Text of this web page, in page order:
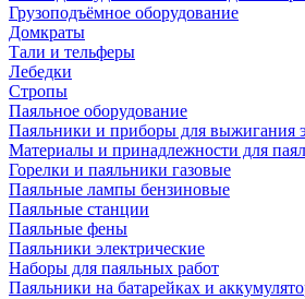
Грузоподъёмное оборудование
Домкраты
Тали и тельферы
Лебедки
Стропы
Паяльное оборудование
Паяльники и приборы для выжигания
Материалы и принадлежности для
Горелки и паяльники газовые
Паяльные лампы бензиновые
Паяльные станции
Паяльные фены
Паяльники электрические
Наборы для паяльных работ
Паяльники на батарейках и